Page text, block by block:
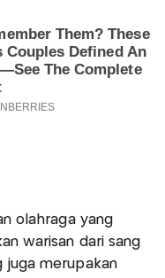
olahraga yang
warisan dari sang
juga merupakan